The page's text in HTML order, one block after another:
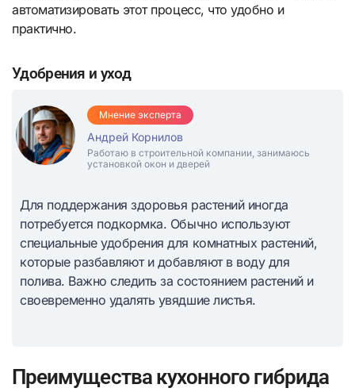
автоматизировать этот процесс, что удобно и
практично.
Удобрения и уход
Мнение эксперта
Андрей Корнилов
Работаю в строительной компании, занимаюсь
установкой окон и дверей
Для поддержания здоровья растений иногда
потребуется подкормка. Обычно используют
специальные удобрения для комнатных растений,
которые разбавляют и добавляют в воду для
полива. Важно следить за состоянием растений и
своевременно удалять увядшие листья.
Преимущества кухонного гибрида